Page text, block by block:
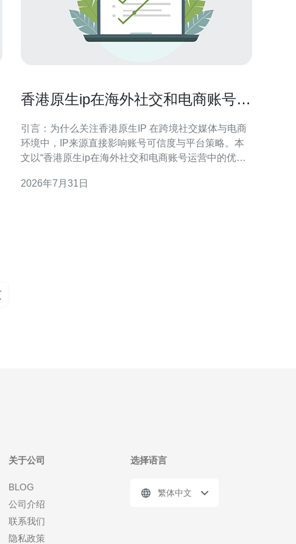
香港原生ip在海外社交和电商账号运
引言：为什么关注香港原生IP 在跨境社交媒体与电商
环境中，IP来源直接影响账号可信度与平台策略。本
文以“香港原生ip在海外社交和电商账号运营中的优势
具体贡献，帮助市场与运营团队做出更具针对性的IP
2026年7月31日
关于公司
BLOG
公司介绍
联系我们
隐私政策
选择语言
繁体中文